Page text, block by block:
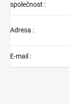
společnost :
Adresa :
E-mail :